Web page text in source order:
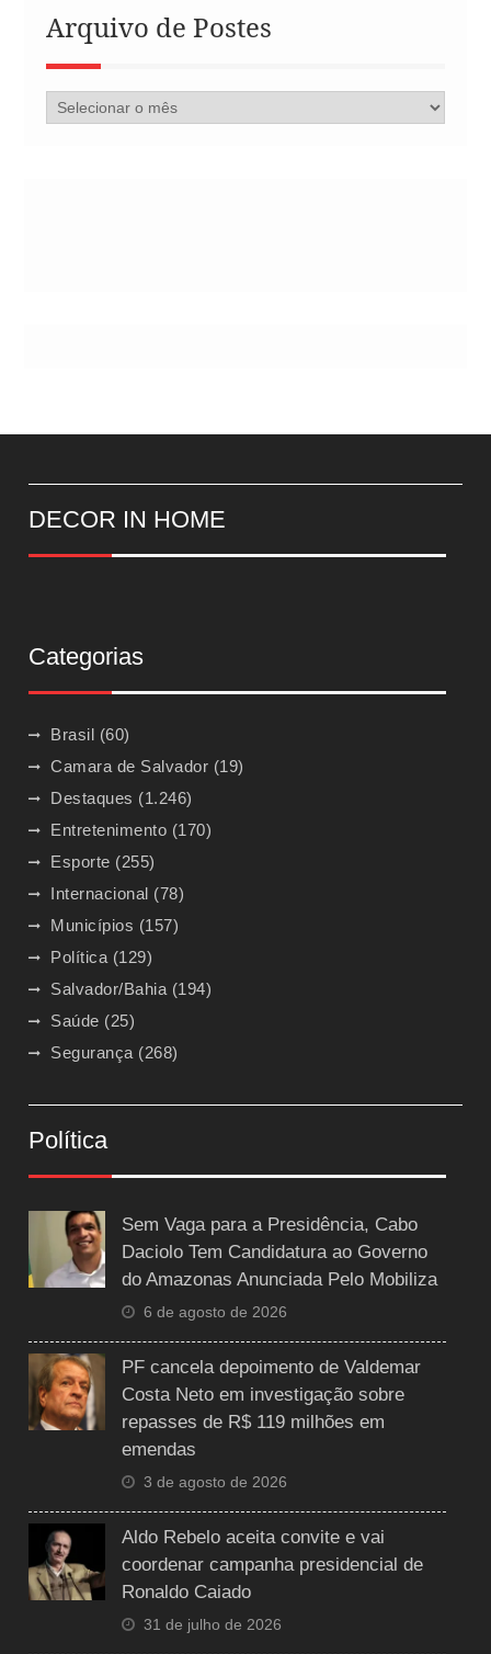
Arquivo de Postes
Arquivo
de
DECOR IN HOME
Categorias
Brasil (60)
Camara de Salvador (19)
Destaques (1.246)
Entretenimento (170)
Esporte (255)
Internacional (78)
Municípios (157)
Política (129)
Salvador/Bahia (194)
Saúde (25)
Segurança (268)
Política
Sem Vaga para a Presidência, Cabo
Daciolo Tem Candidatura ao Governo
do Amazonas Anunciada Pelo Mobiliza
6 de agosto de 2026
PF cancela depoimento de Valdemar
Costa Neto em investigação sobre
repasses de R$ 119 milhões em
emendas
3 de agosto de 2026
Aldo Rebelo aceita convite e vai
coordenar campanha presidencial de
Ronaldo Caiado
31 de julho de 2026